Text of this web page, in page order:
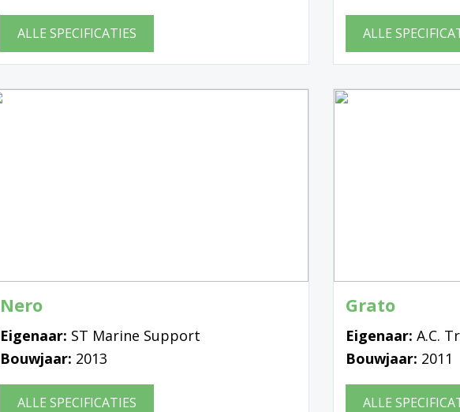
ALLE SPECIFICATIES ALLE
Nero
Eigenaar: ST Marine Support
Bouwjaar: 2013
ALLE SPECIFICATIES
Grato
Eigenaar: A.C.
Bouwjaar: 2011
ALLE